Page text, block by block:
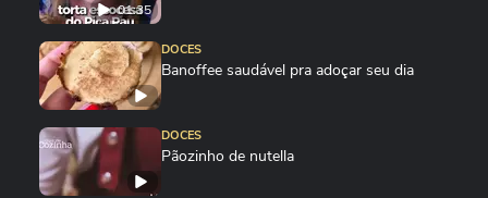
01:35
DOCES
Banoffee saudável pra adoçar seu dia
DOCES
Pãozinho de nutella